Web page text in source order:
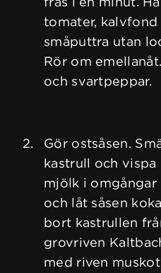
tomater,
småputtra utan
Rör om
och svartpeppar.
Gör ostsåsen.
kastrull och
mjölk i
och låt såsen
bort kastrullen
grovriven
med riven